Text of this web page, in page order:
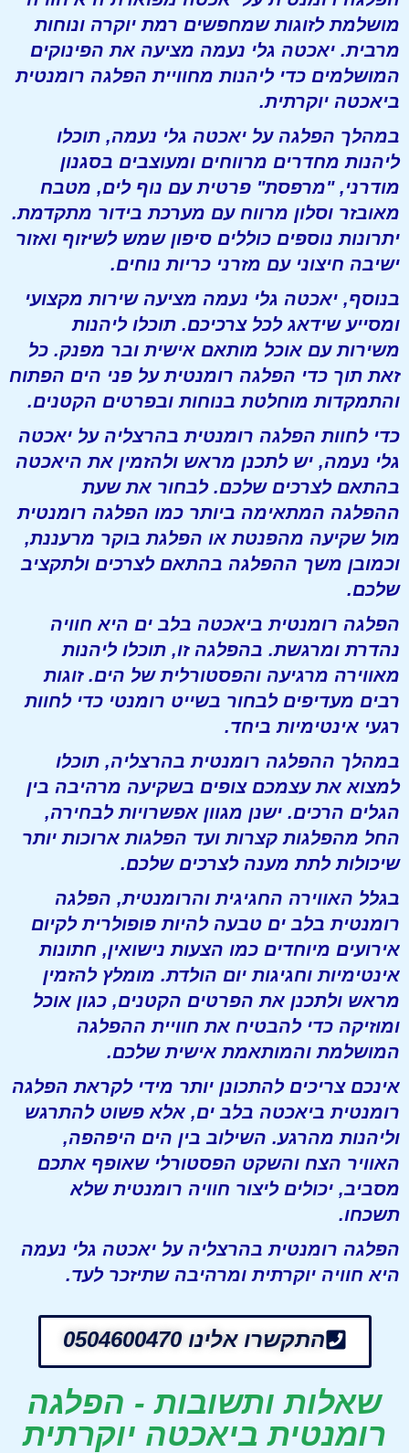
מושלמת לזוגות שמחפשים רמת יוקרה ונוחות
מרבית. יאכטה גלי נעמה מציעה את הפינוקים
המושלמים כדי ליהנות מחוויית הפלגה רומנטית
ביאכטה יוקרתית.
במהלך הפלגה על יאכטה גלי נעמה, תוכלו
ליהנות מחדרים מרווחים ומעוצבים בסגנון
מודרני, "מרפסת" פרטית עם נוף לים, מטבח
מאובזר וסלון מרווח עם מערכת בידור מתקדמת.
יתרונות נוספים כוללים סיפון שמש לשיזוף ואזור
ישיבה חיצוני עם מזרני כריות נוחים.
בנוסף, יאכטה גלי נעמה מציעה שירות מקצועי
ומסייע שידאג לכל צרכיכם. תוכלו ליהנות
משירות עם אוכל מותאם אישית ובר מפנק. כל
זאת תוך כדי הפלגה רומנטית על פני הים הפתוח
והתמקדות מוחלטת בנוחות ובפרטים הקטנים.
כדי לחוות הפלגה רומנטית בהרצליה על יאכטה
גלי נעמה, יש לתכנן מראש ולהזמין את היאכטה
בהתאם לצרכים שלכם. לבחור את שעת
ההפלגה המתאימה ביותר כמו הפלגה רומנטית
מול שקיעה מהפנטת או הפלגת בוקר מרעננת,
וכמובן משך ההפלגה בהתאם לצרכים ולתקציב
שלכם.
הפלגה רומנטית ביאכטה בלב ים היא חוויה
נהדרת ומרגשת. בהפלגה זו, תוכלו ליהנות
מאווירה מרגיעה והפסטורלית של הים. זוגות
רבים מעדיפים לבחור בשייט רומנטי כדי לחוות
רגעי אינטימיות ביחד.
במהלך ההפלגה רומנטית בהרצליה, תוכלו
למצוא את עצמכם צופים בשקיעה מרהיבה בין
הגלים הרכים. ישנן מגוון אפשרויות לבחירה,
החל מהפלגות קצרות ועד הפלגות ארוכות יותר
שיכולות לתת מענה לצרכים שלכם.
בגלל האווירה החגיגית והרומנטית, הפלגה
רומנטית בלב ים טבעה להיות פופולרית לקיום
אירועים מיוחדים כמו הצעות נישואין, חתונות
אינטימיות וחגיגות יום הולדת. מומלץ להזמין
מראש ולתכנן את הפרטים הקטנים, כגון אוכל
ומוזיקה כדי להבטיח את חוויית ההפלגה
המושלמת והמותאמת אישית שלכם.
אינכם צריכים להתכונן יותר מידי לקראת הפלגה
רומנטית ביאכטה בלב ים, אלא פשוט להתרגש
וליהנות מהרגע. השילוב בין הים היפהפה,
האוויר הצח והשקט הפסטורלי שאופף אתכם
מסביב, יכולים ליצור חוויה רומנטית שלא
תשכחו.
הפלגה רומנטית בהרצליה על יאכטה גלי נעמה
היא חוויה יוקרתית ומרהיבה שתיזכר לעד.
התקשרו אלינו 0504600470
שאלות ותשובות - הפלגה
רומנטית ביאכטה יוקרתית